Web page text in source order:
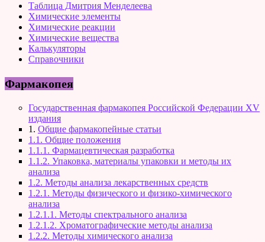
Таблица Дмитрия Менделеева
Химические элементы
Химические реакции
Химические вещества
Калькуляторы
Справочники
Фармакопея
Государственная фармакопея Российской Федерации XV
издания
1. Общие фармакопейные статьи
1.1. Общие положения
1.1.1. Фармацевтическая разработка
1.1.2. Упаковка, материалы упаковки и методы их
анализа
1.2. Методы анализа лекарственных средств
1.2.1. Методы физического и физико-химического
анализа
1.2.1.1. Методы спектрального анализа
1.2.1.2. Хроматографические методы анализа
1.2.2. Методы химического анализа